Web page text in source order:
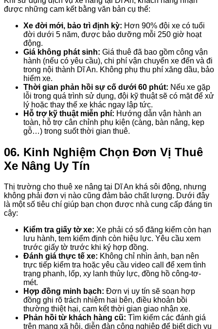
được những cam kết bằng văn bản cụ thể:
Xe đời mới, bảo trì định kỳ: Hơn 90% đội xe có tuổi
đời dưới 5 năm, được bảo dưỡng mỗi 250 giờ hoạt
động.
Giá không phát sinh: Giá thuê đã bao gồm công vận
hành (nếu có yêu cầu), chi phí vận chuyển xe đến và đi
trong nội thành Dĩ An. Không phụ thu phí xăng dầu, bảo
hiểm xe.
Thời gian phản hồi sự cố dưới 60 phút: Nếu xe gặp
lỗi trong quá trình sử dụng, đội kỹ thuật sẽ có mặt để xử
lý hoặc thay thế xe khác ngay lập tức.
Hỗ trợ kỹ thuật miễn phí: Hướng dẫn vận hành an
toàn, hỗ trợ cân chỉnh phụ kiện (càng, bàn nâng, kẹp
gỗ…) trong suốt thời gian thuê.
06. Kinh Nghiệm Chọn Đơn Vị Thuê
Xe Nâng Uy Tín
Thị trường cho thuê xe nâng tại Dĩ An khá sôi động, nhưng
không phải đơn vị nào cũng đảm bảo chất lượng. Dưới đây
là một số tiêu chí giúp bạn chọn được nhà cung cấp đáng tin
cậy:
Kiểm tra giấy tờ xe: Xe phải có sổ đăng kiểm còn hạn
lưu hành, tem kiểm định còn hiệu lực. Yêu cầu xem
trước giấy tờ trước khi ký hợp đồng.
Đánh giá thực tế xe: Không chỉ nhìn ảnh, bạn nên
trực tiếp kiểm tra hoặc yêu cầu video call để xem tình
trạng phanh, lốp, xy lanh thủy lực, đồng hồ công-tơ-
mét.
Hợp đồng minh bạch: Đơn vị uy tín sẽ soạn hợp
đồng ghi rõ trách nhiệm hai bên, điều khoản bồi
thường thiệt hại, cam kết thời gian giao nhận xe.
Phản hồi từ khách hàng cũ: Tìm kiếm các đánh giá
trên mạng xã hội, diễn đàn công nghiệp để biết dịch vụ